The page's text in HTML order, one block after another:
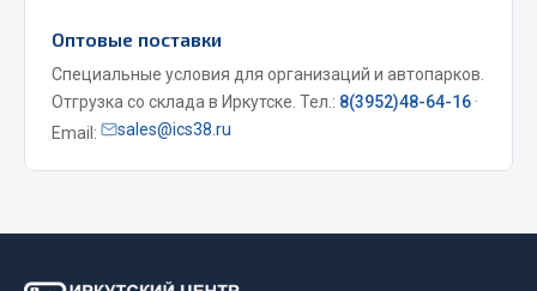
Весь раздел
Подвеска
Оптовые поставки
Специальные условия для организаций и автопарков.
Отгрузка со склада в Иркутске. Тел.: 8(3952)48-64-16 ·
Email:
sales@ics38.ru